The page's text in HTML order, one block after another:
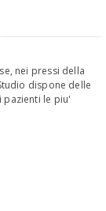
nei pressi della
dispone delle
pazienti le piu'